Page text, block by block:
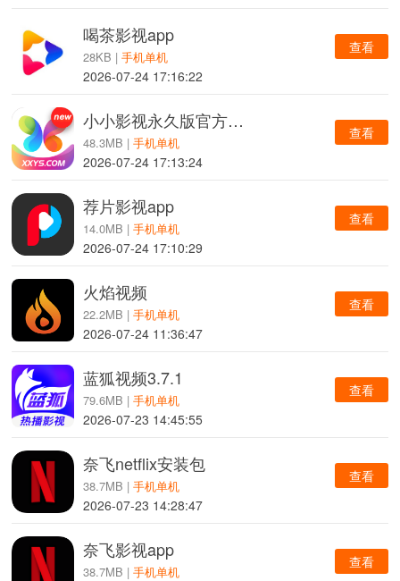
喝茶影视app
28KB |手机单机
查看
2026-07-24 17:16:22
小小影视永久版官方正版
48.3MB |手机单机
查看
2026-07-24 17:13:24
荐片影视app
14.0MB |手机单机
查看
2026-07-24 17:10:29
火焰视频
22.2MB |手机单机
查看
2026-07-24 11:36:47
蓝狐视频3.7.1
79.6MB |手机单机
查看
2026-07-23 14:45:55
奈飞netflix安装包
38.7MB |手机单机
查看
2026-07-23 14:28:47
奈飞影视app
38.7MB |手机单机
查看